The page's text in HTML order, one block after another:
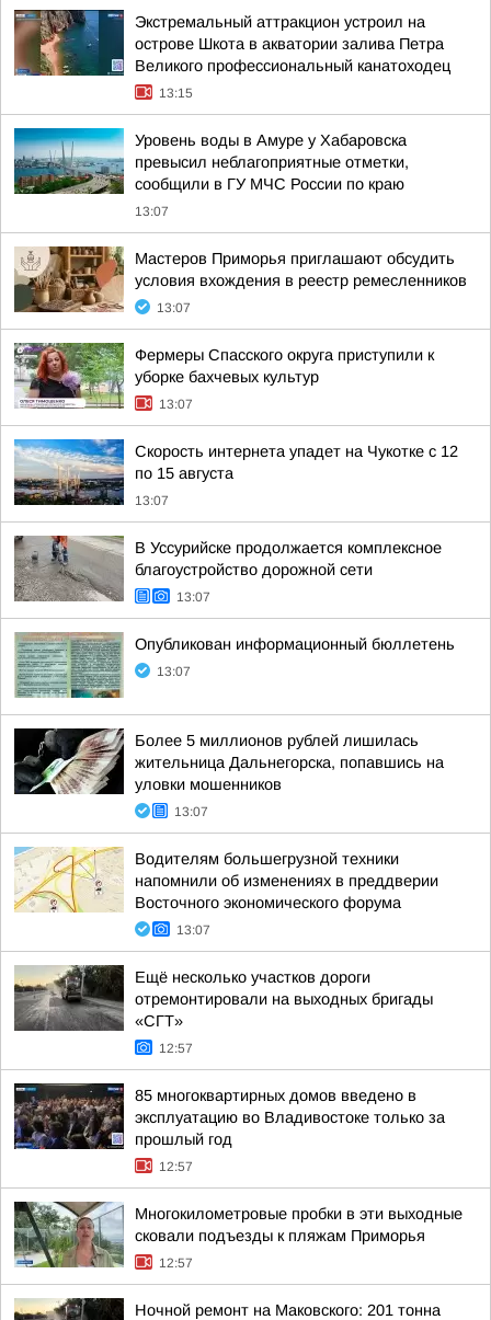
Экстремальный аттракцион устроил на
острове Шкота в акватории залива Петра
Великого профессиональный канатоходец
13:15
Уровень воды в Амуре у Хабаровска
превысил неблагоприятные отметки,
сообщили в ГУ МЧС России по краю
13:07
Мастеров Приморья приглашают обсудить
условия вхождения в реестр ремесленников
13:07
Фермеры Спасского округа приступили к
уборке бахчевых культур
13:07
Скорость интернета упадет на Чукотке с 12
по 15 августа
13:07
В Уссурийске продолжается комплексное
благоустройство дорожной сети
13:07
Опубликован информационный бюллетень
13:07
Более 5 миллионов рублей лишилась
жительница Дальнегорска, попавшись на
уловки мошенников
13:07
Водителям большегрузной техники
напомнили об изменениях в преддверии
Восточного экономического форума
13:07
Ещё несколько участков дороги
отремонтировали на выходных бригады
«СГТ»
12:57
85 многоквартирных домов введено в
эксплуатацию во Владивостоке только за
прошлый год
12:57
Многокилометровые пробки в эти выходные
сковали подъезды к пляжам Приморья
12:57
Ночной ремонт на Маковского: 201 тонна